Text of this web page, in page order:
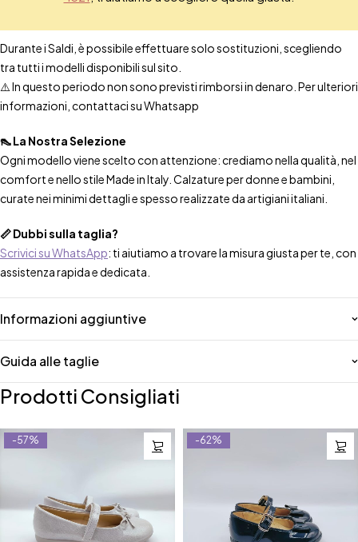
Durante i Saldi, è possibile effettuare solo sostituzioni, scegliendo
tra tutti i modelli disponibili sul sito.
⚠️ In questo periodo non sono previsti rimborsi in denaro. Per ulteriori
informazioni, contattaci su Whatsapp
👠 La Nostra Selezione
Ogni modello viene scelto con attenzione: crediamo nella qualità, nel
comfort e nello stile Made in Italy. Calzature per donne e bambini,
curate nei minimi dettagli e spesso realizzate da artigiani italiani.
📏 Dubbi sulla taglia?
Scrivici su WhatsApp: ti aiutiamo a trovare la misura giusta per te, con
assistenza rapida e dedicata.
Informazioni aggiuntive
Guida alle taglie
Prodotti Consigliati
-57% -62%